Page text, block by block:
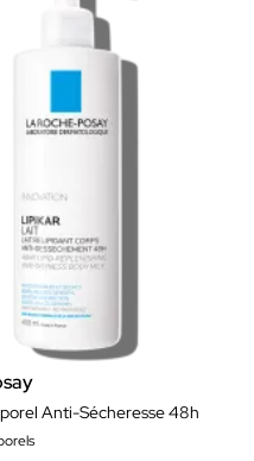
Anti-Sécheresse 48h